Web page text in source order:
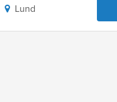
Lund